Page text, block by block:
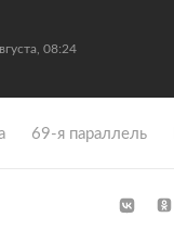
08:24
69-я параллель